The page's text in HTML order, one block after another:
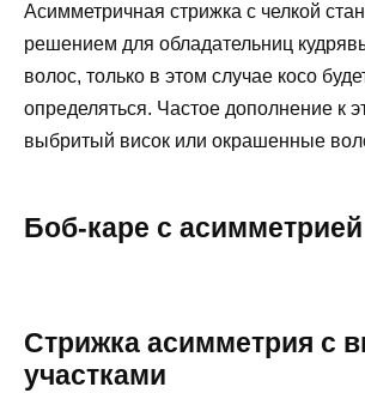
Асимметричная стрижка с челкой
решением для обладательниц
волос, только в этом случае косо
определяться. Частое дополнение к
выбритый висок или окрашенные
Боб-каре с асимметрией
Стрижка асимметрия с
участками